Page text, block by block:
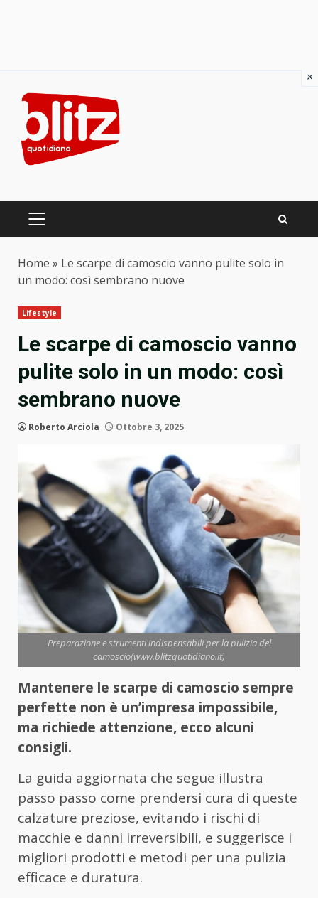
content
PRIMARY
Home » Le scarpe di camoscio vanno pulite solo in
un modo: così sembrano nuove
Lifestyle
Le scarpe di camoscio vanno
pulite solo in un modo: così
sembrano nuove
Roberto Arciola Ottobre 3, 2025
Preparazione e strumenti indispensabili per la pulizia del
camoscio(www.blitzquotidiano.it)
Mantenere le scarpe di camoscio sempre
perfette non è un’impresa impossibile,
ma richiede attenzione, ecco alcuni
consigli.
La guida aggiornata che segue illustra
passo passo come prendersi cura di queste
calzature preziose, evitando i rischi di
macchie e danni irreversibili, e suggerisce i
migliori prodotti e metodi per una pulizia
efficace e duratura.
×